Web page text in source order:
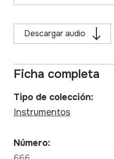
Descargar audio
Ficha completa
Tipo de colección:
Instrumentos
Número: